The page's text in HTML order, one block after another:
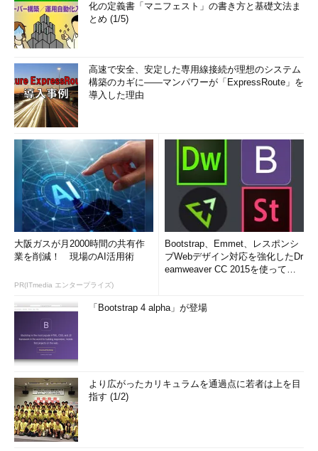
化の定義書「マニフェスト」の書き方と基礎文法ま
とめ (1/5)
高速で安全、安定した専用線接続が理想のシステム
構築のカギに――マンパワーが「ExpressRoute」を
導入した理由
大阪ガスが月2000時間の共有作
業を削減！ 現場のAI活用術
PR(ITmedia エンタープライズ)
Bootstrap、Emmet、レスポンシ
ブWebデザイン対応を強化したDr
eamweaver CC 2015を使って
「Bootstrap 4 alpha」が登場
より広がったカリキュラムを通過点に若者は上を目
指す (1/2)